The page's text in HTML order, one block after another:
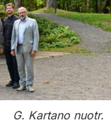
G. Kartano nuotr.